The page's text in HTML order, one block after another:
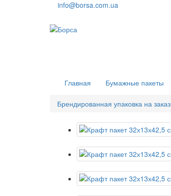
info@borsa.com.ua
Главная Бумажные пакеты
Брендированная упаковка на заказ